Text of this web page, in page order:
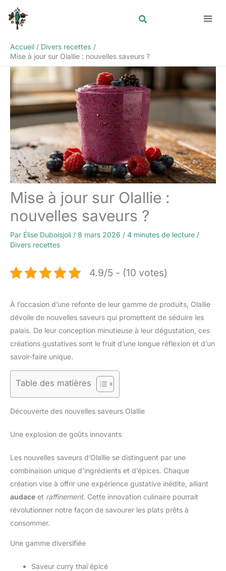
contenu
Accueil
Divers recettes
Mise à jour sur Olallie : nouvelles saveurs ?
Mise à jour sur Olallie :
nouvelles saveurs ?
Par Élise Duboisjoli / 8 mars 2026 / 4 minutes de lecture /
Divers recettes
4.9/5 - (10 votes)
À l’occasion d’une refonte de leur gamme de produits, Olallie
dévoile de nouvelles saveurs qui promettent de séduire les
palais. De leur conception minutieuse à leur dégustation, ces
créations gustatives sont le fruit d’une longue réflexion et d’un
savoir-faire unique.
Table des matières
Découverte des nouvelles saveurs Olallie
Une explosion de goûts innovants
Les nouvelles saveurs d’Olallie se distinguent par une
combinaison unique d’ingrédients et d’épices. Chaque
création vise à offrir une expérience gustative inédite, alliant
audace et raffinement. Cette innovation culinaire pourrait
révolutionner notre façon de savourer les plats prêts à
consommer.
Une gamme diversifiée
Saveur curry thaï épicé
Rechercher